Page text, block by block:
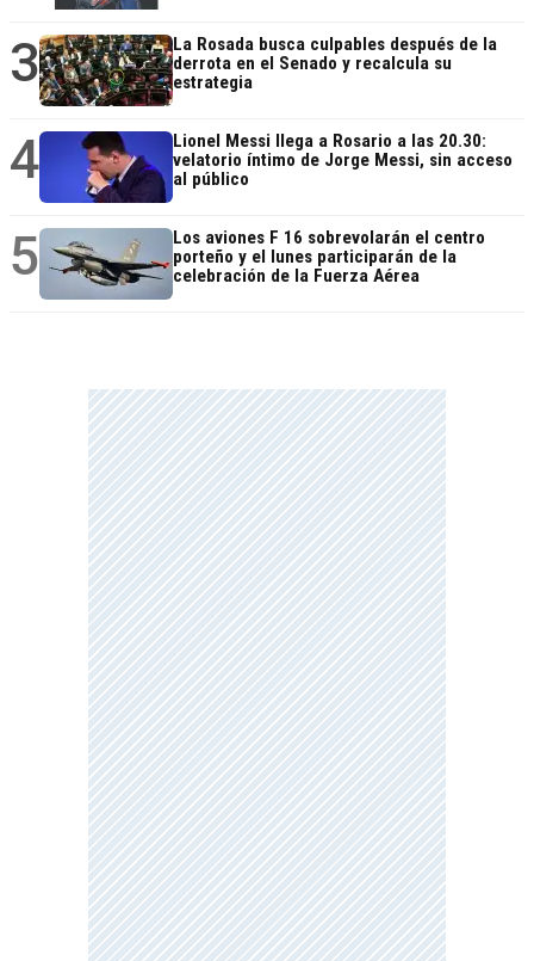
3
La Rosada busca culpables después de la
derrota en el Senado y recalcula su
estrategia
4
Lionel Messi llega a Rosario a las 20.30:
velatorio íntimo de Jorge Messi, sin acceso
al público
5
Los aviones F 16 sobrevolarán el centro
porteño y el lunes participarán de la
celebración de la Fuerza Aérea